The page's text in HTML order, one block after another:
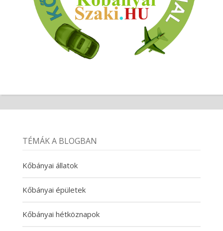
TÉMÁK A BLOGBAN
Kőbányai állatok
Kőbányai épületek
Kőbányai hétköznapok